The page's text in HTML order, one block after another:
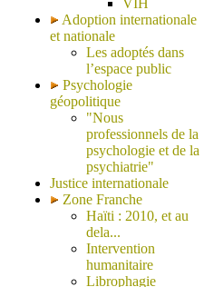
VIH
Adoption internationale
et nationale
Les adoptés dans
l’espace public
Psychologie
géopolitique
"Nous
professionnels de la
psychologie et de la
psychiatrie"
Justice internationale
Zone Franche
Haïti : 2010, et au
dela...
Intervention
humanitaire
Librophagie